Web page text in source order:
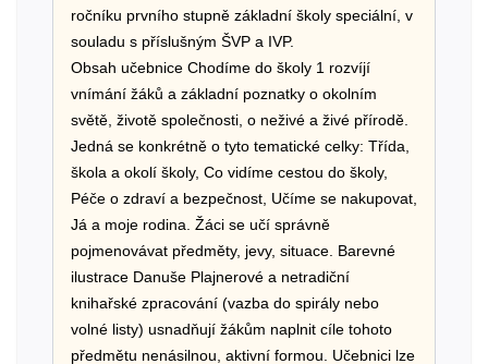
ročníku prvního stupně základní školy speciální, v
souladu s příslušným ŠVP a IVP.
Obsah učebnice Chodíme do školy 1 rozvíjí
vnímání žáků a základní poznatky o okolním
světě, životě společnosti, o neživé a živé přírodě.
Jedná se konkrétně o tyto tematické celky: Třída,
škola a okolí školy, Co vidíme cestou do školy,
Péče o zdraví a bezpečnost, Učíme se nakupovat,
Já a moje rodina. Žáci se učí správně
pojmenovávat předměty, jevy, situace. Barevné
ilustrace Danuše Plajnerové a netradiční
knihařské zpracování (vazba do spirály nebo
volné listy) usnadňují žákům naplnit cíle tohoto
předmětu nenásilnou, aktivní formou. Učebnici lze